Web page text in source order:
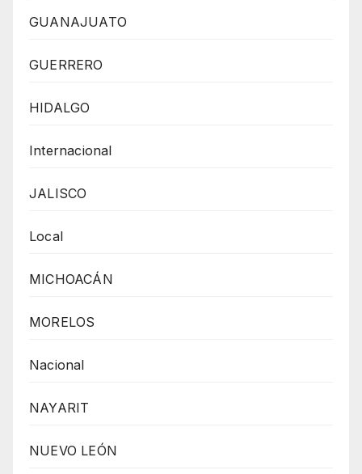
GUANAJUATO
GUERRERO
HIDALGO
Internacional
JALISCO
Local
MICHOACÁN
MORELOS
Nacional
NAYARIT
NUEVO LEÓN